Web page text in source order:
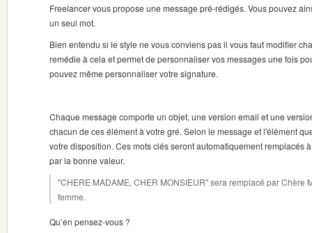
Freelancer vous propose une message pré-rédigés. Vous pouvez
un seul mot.
Bien entendu si le style ne vous conviens pas il vous faut modifier
remédie à cela et permet de personnaliser vos messages une fois
pouvez même personnaliser votre signature.
Chaque message comporte un objet, une version email et une
chacun de ces élément à votre gré. Selon le message et l'élément
votre disposition. Ces mots clés seront automatiquement remplacés
par la bonne valeur.
"CHERE MADAME, CHER MONSIEUR" sera remplacé par Chère
femme.
Qu’en pensez-vous ?